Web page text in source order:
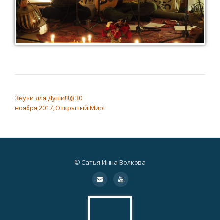
Звучи для Души!!!))) 30
ноября,2017, Открытый Мир!
© Сатья Инна Волкова
Дополнительное
fa-
envelope
fa-
youtube